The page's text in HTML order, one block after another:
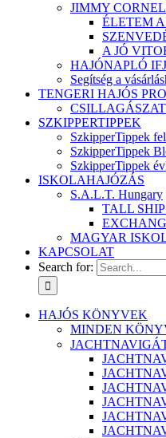
JIMMY
ÉLETEM
A JÓ
HAJÓNAPLÓ
Segítség a
TENGERI HAJÓS
SZKIPPERTIPPEK
SzkipperTippek
SzkipperTippek
SzkipperTippek
ISKOLAHAJÓZÁS
S.A.L.T. Hungary
TALL
MAGYAR
KAPCSOLAT
Search for:
HAJÓS KÖNYVEK
MINDEN